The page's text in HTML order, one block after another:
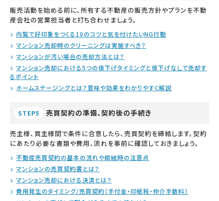
販売活動を始める前に、所有する不動産の販売方針やプランを不動
産会社の営業担当者と打ち合わせましょう。
内覧で好印象をつくる10のコツと気を付けたいNG行動
マンション売却時のクリーニングは実施すべき？
マンションが汚い場合の売却方法とは？
マンション売却における5つの値下げタイミングと値下げなしで売却す
るポイント
ホームステージングとは？意味や効果をわかりやすく解説
STEP5 売買契約の準備、契約後の手続き
売主様、買主様間で条件に合意したら、売買契約を締結します。契約
にあたり必要な書類や費用、流れを事前に確認しておきましょう。
不動産売買契約の基本の流れや締結時の注意点
マンションの売買契約書とは？
マンション売却における決済とは？
費用発生のタイミング/売買契約（手付金・印紙税・仲介手数料）